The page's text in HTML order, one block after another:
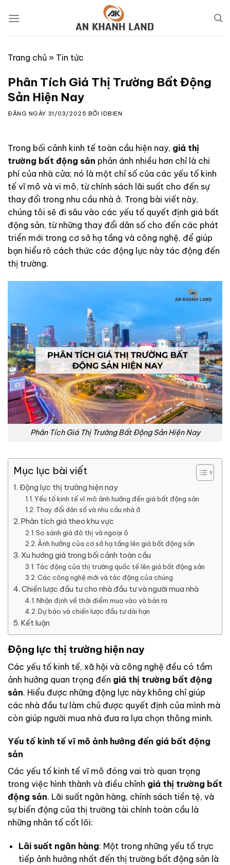
Trang chủ » Tin tức
Phân Tích Giá Thị Trường Bất Động
Sản Hiện Nay
ĐĂNG NGÀY 31/03/2025 BỞIIDBIEN
Trong bối cảnh kinh tế toàn cầu hiện nay, giá thị
trường bất động sản phản ánh nhiều hơn chỉ là chi
phí của nhà cửa; nó là một chỉ số của các yếu tố kinh
tế vĩ mô và vi mô, từ chính sách lãi suất cho đến sự
thay đổi trong nhu cầu nhà ở. Trong bài viết này,
chúng tôi sẽ đi sâu vào các yếu tố quyết định giá bất
động sản, từ những thay đổi dân số cho đến các phát
triển mới trong cơ sở hạ tầng và công nghệ, để giúp
bạn hiểu rõ cách thức các động lực này tác động đến
thị trường.
Phân Tích Giá Thị Trường Bất Động Sản Hiện Nay
Mục lục bài viết
Động lực thị trường hiện nay
Yếu tố kinh tế vĩ mô ảnh hưởng đến giá bất động sản
Thay đổi dân số và nhu cầu nhà ở
Phân tích giá theo khu vực
So sánh giá đô thị và ngoại ô
Ảnh hưởng của cơ sở hạ tầng lên giá bất động sản
Xu hướng giá trong bối cảnh toàn cầu
Tác động của thị trường quốc tế lên giá bất động sản
Các công nghệ mới và tác động của chúng
Chiến lược đầu tư cho nhà đầu tư và người mua nhà
Nhận định về thời điểm mua vào và bán ra
Dự báo và chiến lược đầu tư dài hạn
Kết luận
Động lực thị trường hiện nay
Các yếu tố kinh tế, xã hội và công nghệ đều có tầm
ảnh hưởng quan trọng đến giá thị trường bất động
sản. Hiểu được những động lực này không chỉ giúp
các nhà đầu tư làm chủ được quyết định của mình mà
còn giúp người mua nhà đưa ra lựa chọn thông minh.
Yếu tố kinh tế vĩ mô ảnh hưởng đến giá bất động
sản
Các yếu tố kinh tế vĩ mô đóng vai trò quan trọng
trong việc hình thành và điều chỉnh giá thị trường bất
động sản. Lãi suất ngân hàng, chính sách tiền tệ, và
sự biến động của thị trường tài chính toàn cầu là
những nhân tố cốt lõi:
Lãi suất ngân hàng: Một trong những yếu tố trực
tiếp ảnh hưởng nhất đến thị trường bất động sản là